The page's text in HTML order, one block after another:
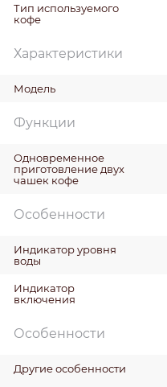
Тип используемого
кофе
Характеристики
Модель
Функции
Одновременное
приготовление двух
чашек кофе
Особенности
Индикатор уровня
воды
Индикатор
включения
Особенности
Другие особенности